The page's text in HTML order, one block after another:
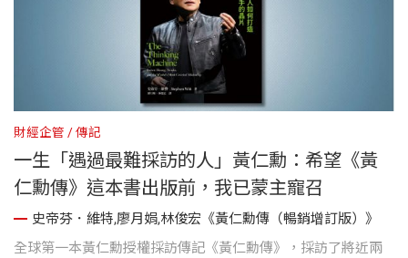
財經企管 傳記
一生「遇過最難採訪的人」黃仁勳：希望《黃
仁勳傳》這本書出版前，我已蒙主寵召
史帝芬．維特,廖月娟,林俊宏《黃仁勳傳（暢銷增訂版）》
全球第一本黃仁勳授權採訪傳記《黃仁勳傳》，採訪了將近兩